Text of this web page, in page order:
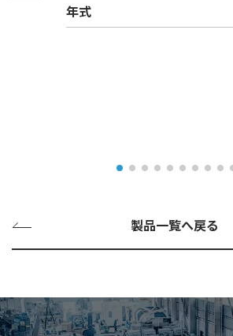
年式
製品一覧へ戻る